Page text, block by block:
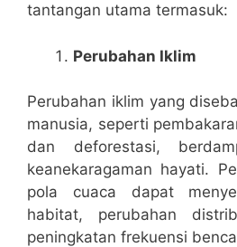
tantangan utama termasuk:
Perubahan Iklim
Perubahan iklim yang
manusia, seperti
dan deforestasi,
keanekaragaman hayati.
pola cuaca dapat
habitat, perubahan
peningkatan frekuensi